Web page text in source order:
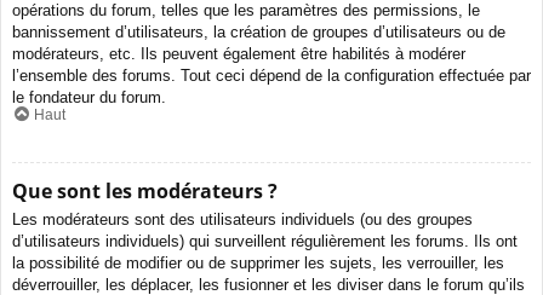
opérations du forum, telles que les paramètres des permissions, le
bannissement d’utilisateurs, la création de groupes d’utilisateurs ou de
modérateurs, etc. Ils peuvent également être habilités à modérer
l’ensemble des forums. Tout ceci dépend de la configuration effectuée par
le fondateur du forum.
Haut
Que sont les modérateurs ?
Les modérateurs sont des utilisateurs individuels (ou des groupes
d’utilisateurs individuels) qui surveillent régulièrement les forums. Ils ont
la possibilité de modifier ou de supprimer les sujets, les verrouiller, les
déverrouiller, les déplacer, les fusionner et les diviser dans le forum qu’ils